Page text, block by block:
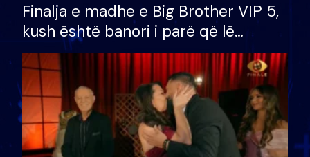
Finalja e madhe e Big Brother VIP 5,
kush është banori i parë që lë
shtëpinë dhe humb mundësinë për
të fituar çmimin e madh